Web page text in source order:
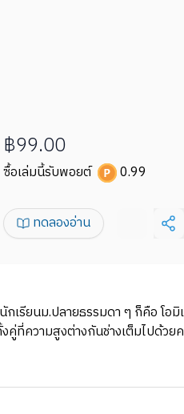
฿99.00
ซื้อเล่มนี้รับพอยต์ 0.99
ทดลองอ่าน
กเรียนม.ปลายธรรมดา ๆ ก็คือ
งคู่ที่ความสูงต่างกันช่างเต็มไปด้